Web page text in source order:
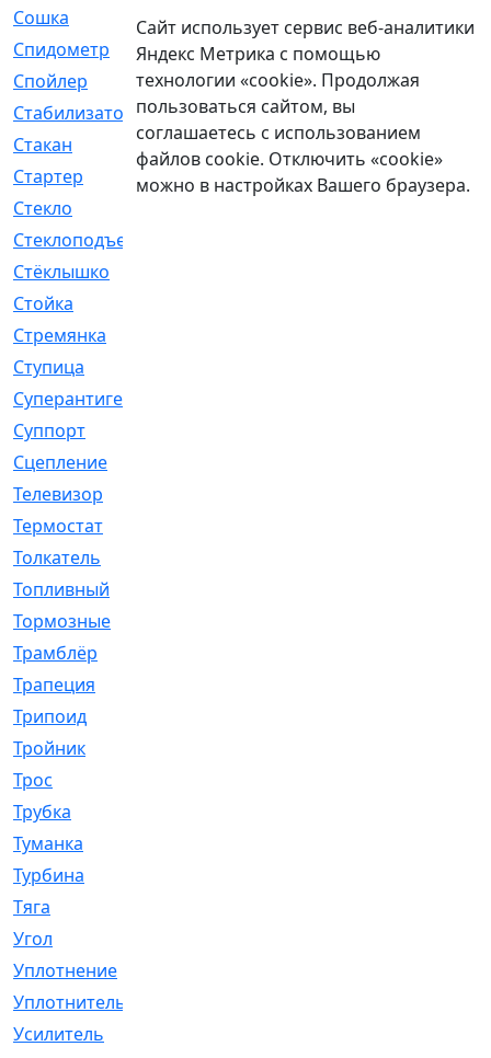
Сошка
[8]
Спидометр
[48]
Спойлер
[29]
Стабилизатор
[596]
Стакан
[7]
Стартер
[176]
Стекло
Стеклоподъемник
Стёклышко
Стойка
Стремянка
Ступица
Суперантигель
Суппорт
Сцепление
Телевизор
Термостат
Толкатель
Топливный
Тормозные
Трамблёр
Трапеция
Трипоид
Тройник
Трос
Трубка
Туманка
Турбина
Тяга
Угол
Уплотнение
Уплотнитель
Усилитель
Сайт использует сервис веб-аналитики
Яндекс Метрика с помощью
технологии «cookie». Продолжая
пользоваться сайтом, вы
соглашаетесь с использованием
файлов cookie. Отключить «cookie»
можно в настройках Вашего браузера.